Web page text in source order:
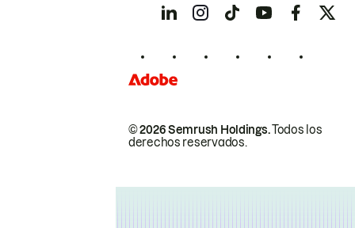
© 2026 Semrush Holdings.Todos los
derechos reservados.